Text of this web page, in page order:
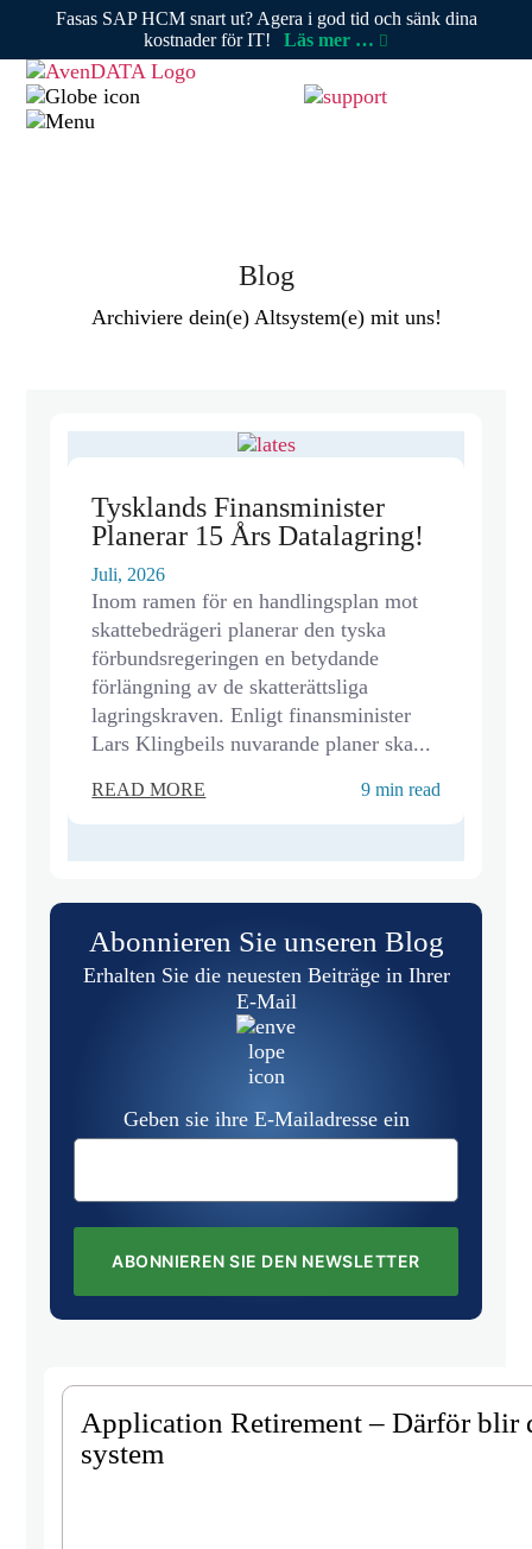
Fasas SAP HCM snart ut? Agera i god tid och sänk dina
kostnader för IT!
Läs mer …
Blog
Archiviere dein(e) Altsystem(e) mit uns!
Tysklands Finansminister
Planerar 15 Års Datalagring!
Juli, 2026
Inom ramen för en handlingsplan mot
skattebedrägeri planerar den tyska
förbundsregeringen en betydande
förlängning av de skatterättsliga
lagringskraven. Enligt finansminister
Lars Klingbeils nuvarande planer ska...
9 min read
READ MORE
Abonnieren Sie unseren Blog
Erhalten Sie die neuesten Beiträge in Ihrer
E-Mail
Geben sie ihre E-Mailadresse ein
ABONNIEREN SIE DEN NEWSLETTER
Application Retirement – Därför blir
system